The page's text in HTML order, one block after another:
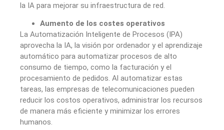
la IA para mejorar su infraestructura de red.
Aumento de los costes operativos
La Automatización Inteligente de Procesos (IPA)
aprovecha la IA, la visión por ordenador y el aprendizaje
automático para automatizar procesos de alto
consumo de tiempo, como la facturación y el
procesamiento de pedidos. Al automatizar estas
tareas, las empresas de telecomunicaciones pueden
reducir los costos operativos, administrar los recursos
de manera más eficiente y minimizar los errores
humanos.